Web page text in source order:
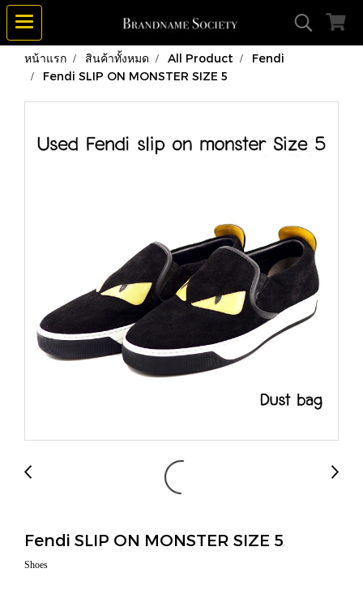
หน้าแรก สินค้าทั้งหมด All Product
Fendi
Fendi SLIP ON MONSTER SIZE 5
Fendi SLIP ON MONSTER SIZE 5
Shoes